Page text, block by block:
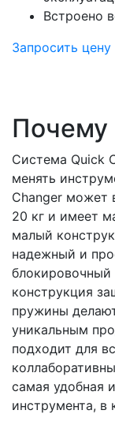
Встроено
Запросить цену
Почему
Система Quick
менять
Changer может
20 кг и имеет
малый
надежный и
блокировочный
конструкция
пружины
уникальным
подходит для
самая удобная
инструмента, в